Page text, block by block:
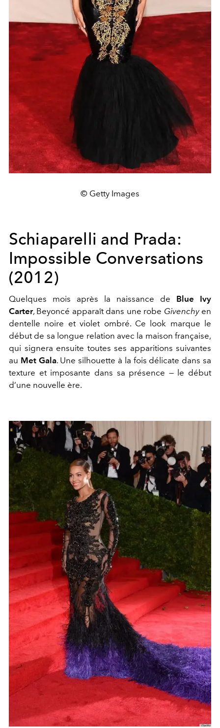
© Getty Images
Schiaparelli and Prada:
Impossible Conversations
(2012)
Quelques mois après la naissance de Blue Ivy
Carter, Beyoncé apparaît dans une robe Givenchyen
dentelle noire et violet ombré. Ce look marque le
début de sa longue relation avec la maison française,
qui signera ensuite toutes ses apparitions suivantes
au Met Gala. Une silhouette à la fois délicate dans sa
texture et imposante dans sa présence — le début
d’une nouvelle ère.